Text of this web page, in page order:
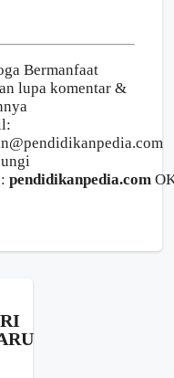
Bermanfaat
lupa komentar &
pendidikanpedia.com